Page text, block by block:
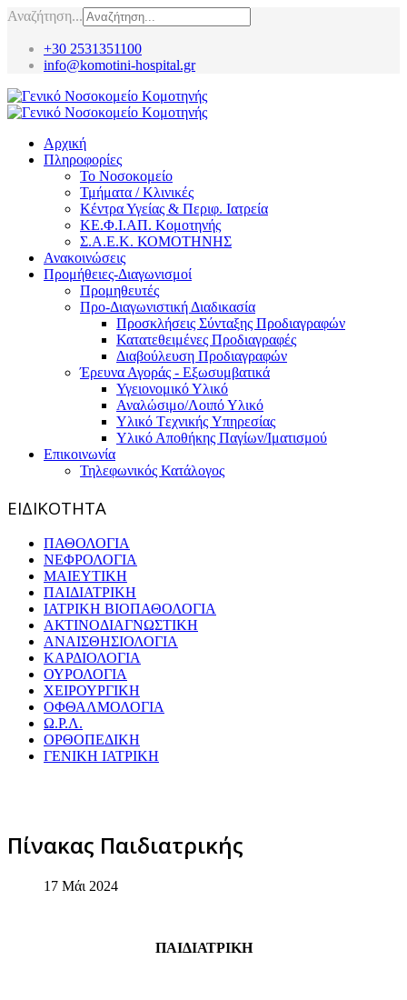
Αναζήτηση...
+30 2531351100
info@komotini-hospital.gr
Αρχική
Πληροφορίες
Το Νοσοκομείο
Τμήματα / Κλινικές
Κέντρα Υγείας & Περιφ. Ιατρεία
ΚΕ.Φ.Ι.ΑΠ. Κομοτηνής
Σ.Α.Ε.Κ. ΚΟΜΟΤΗΝΗΣ
Ανακοινώσεις
Προμήθειες-Διαγωνισμοί
Προμηθευτές
Προ-Διαγωνιστική Διαδικασία
Προσκλήσεις Σύνταξης Προδιαγραφών
Κατατεθειμένες Προδιαγραφές
Διαβούλευση Προδιαγραφών
Έρευνα Αγοράς - Εξωσυμβατικά
Υγειονομικό Υλικό
Αναλώσιμο/Λοιπό Υλικό
Υλικό Tεχνικής Yπηρεσίας
Υλικό Αποθήκης Παγίων/Ιματισμού
Επικοινωνία
Τηλεφωνικός Κατάλογος
ΕΙΔΙΚΟΤΗΤΑ
ΠΑΘΟΛΟΓΙΑ
ΝΕΦΡΟΛΟΓΙΑ
ΜΑΙΕΥΤΙΚΗ
ΠΑΙΔΙΑΤΡΙΚΗ
ΙΑΤΡΙΚΗ ΒΙΟΠΑΘΟΛΟΓΙΑ
ΑΚΤΙΝΟΔΙΑΓΝΩΣΤΙΚΗ
ΑΝΑΙΣΘΗΣΙΟΛΟΓΙΑ
ΚΑΡΔΙΟΛΟΓΙΑ
ΟΥΡΟΛΟΓΙΑ
ΧΕΙΡΟΥΡΓΙΚΗ
ΟΦΘΑΛΜΟΛΟΓΙΑ
Ω.Ρ.Λ.
ΟΡΘΟΠΕΔΙΚΗ
ΓΕΝΙΚΗ ΙΑΤΡΙΚΗ
Πίνακας Παιδιατρικής
17 Μάι 2024
ΠΑΙΔΙΑΤΡΙΚΗ